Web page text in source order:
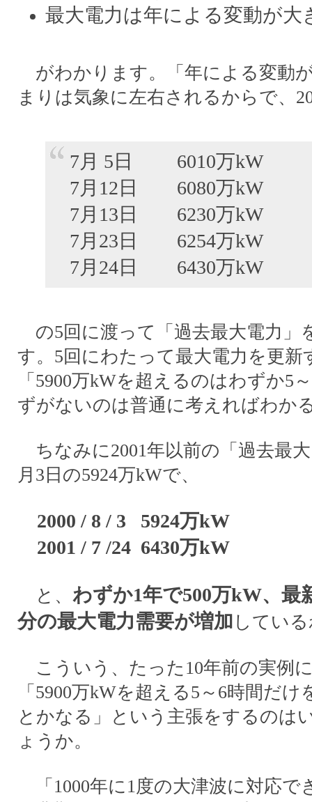
最大電力は年による変動が大
がわかります。「年による変動
まりは気象に左右されるからで、
7月 5日 6010万kW
7月12日 6080万kW
7月13日 6230万kW
7月23日 6254万kW
7月24日 6430万kW
の5回に渡って「過去最大電力」
す。5回にわたって最大電力を更新
「5900万kWを超えるのはわずか5
ずがないのは普通に考えればわか
ちなみに2001年以前の「過去最
月3日の5924万kWで、
2000 / 8 / 3 5924万kW
2001 / 7 /24 6430万kW
と、 わずか1年で500万kW、最
分の最大電力需要が増加 してい
こういう、たった10年前の実例
「5900万kWを超える5～6時間だ
とかなる」という主張をするのは
ょうか。
「1000年に1度の大津波に対応で